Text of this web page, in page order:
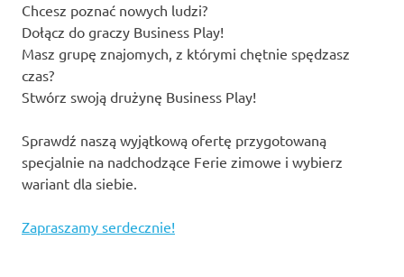
Chcesz poznać nowych ludzi?
Dołącz do graczy Business Play!
Masz grupę znajomych, z którymi chętnie spędzasz
czas?
Stwórz swoją drużynę Business Play!
Sprawdź naszą wyjątkową ofertę przygotowaną
specjalnie na nadchodzące Ferie zimowe i wybierz
wariant dla siebie.
Zapraszamy serdecznie!